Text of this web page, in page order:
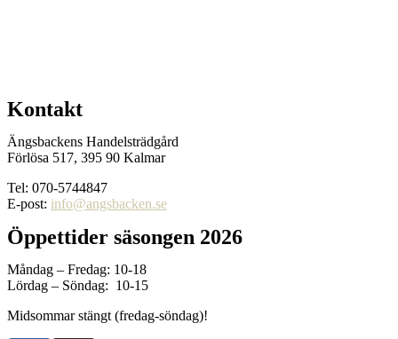
Kontakt
Ängsbackens Handelsträdgård
Förlösa 517, 395 90 Kalmar
Tel: 070-5744847
E-post: info@angsbacken.se
Öppettider säsongen 2026
Måndag – Fredag: 10-18
Lördag – Söndag: 10-15
Midsommar stängt (fredag-söndag)!